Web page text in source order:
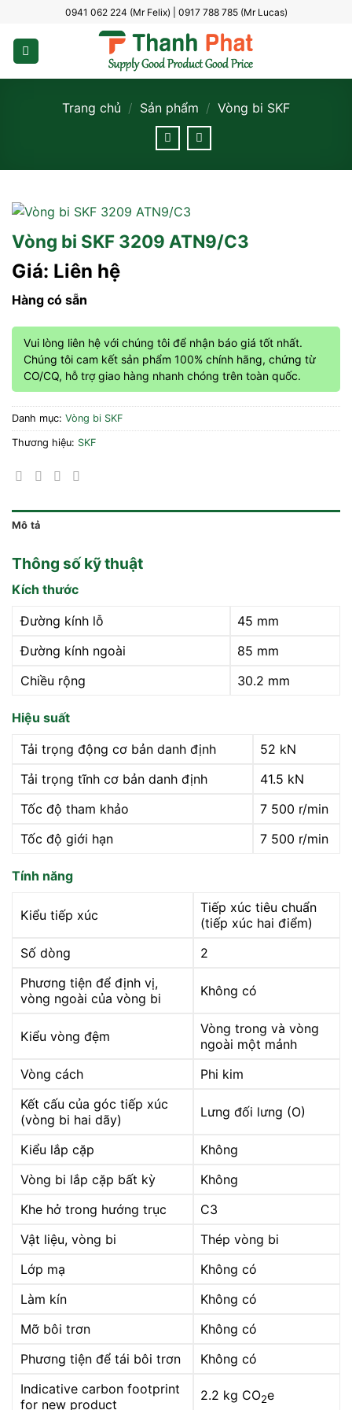
dung
0941 062 224 (Mr Felix) | 0917 788 785 (Mr Lucas)
Trang chủ / Sản phẩm / Vòng bi SKF
Vòng bi SKF 3209 ATN9/C3
Giá: Liên hệ
Hàng có sẵn
Vui lòng liên hệ với chúng tôi để nhận báo giá tốt nhất.
Chúng tôi cam kết sản phẩm 100% chính hãng, chứng từ
CO/CQ, hỗ trợ giao hàng nhanh chóng trên toàn quốc.
Danh mục: Vòng bi SKF
Thương hiệu: SKF
Mô tả
Thông số kỹ thuật
Kích thước
Đường kính lỗ
45 mm
Đường kính ngoài
85 mm
Chiều rộng
30.2 mm
Hiệu suất
Tải trọng động cơ bản danh định
52 kN
Tải trọng tĩnh cơ bản danh định
41.5 kN
Tốc độ tham khảo
7 500 r/min
Tốc độ giới hạn
7 500 r/min
Tính năng
Kiểu tiếp xúc
Tiếp xúc tiêu chuẩn
(tiếp xúc hai điểm)
Số dòng
2
Phương tiện để định vị,
vòng ngoài của vòng bi
Không có
Kiểu vòng đệm
Vòng trong và vòng
ngoài một mảnh
Vòng cách
Phi kim
Kết cấu của góc tiếp xúc
(vòng bi hai dãy)
Lưng đối lưng (O)
Kiểu lắp cặp
Không
Vòng bi lắp cặp bất kỳ
Không
Khe hở trong hướng trục
C3
Vật liệu, vòng bi
Thép vòng bi
Lớp mạ
Không có
Làm kín
Không có
Mỡ bôi trơn
Không có
Phương tiện để tái bôi trơn
Không có
Indicative carbon footprint
for new product
2.2 kg CO2e